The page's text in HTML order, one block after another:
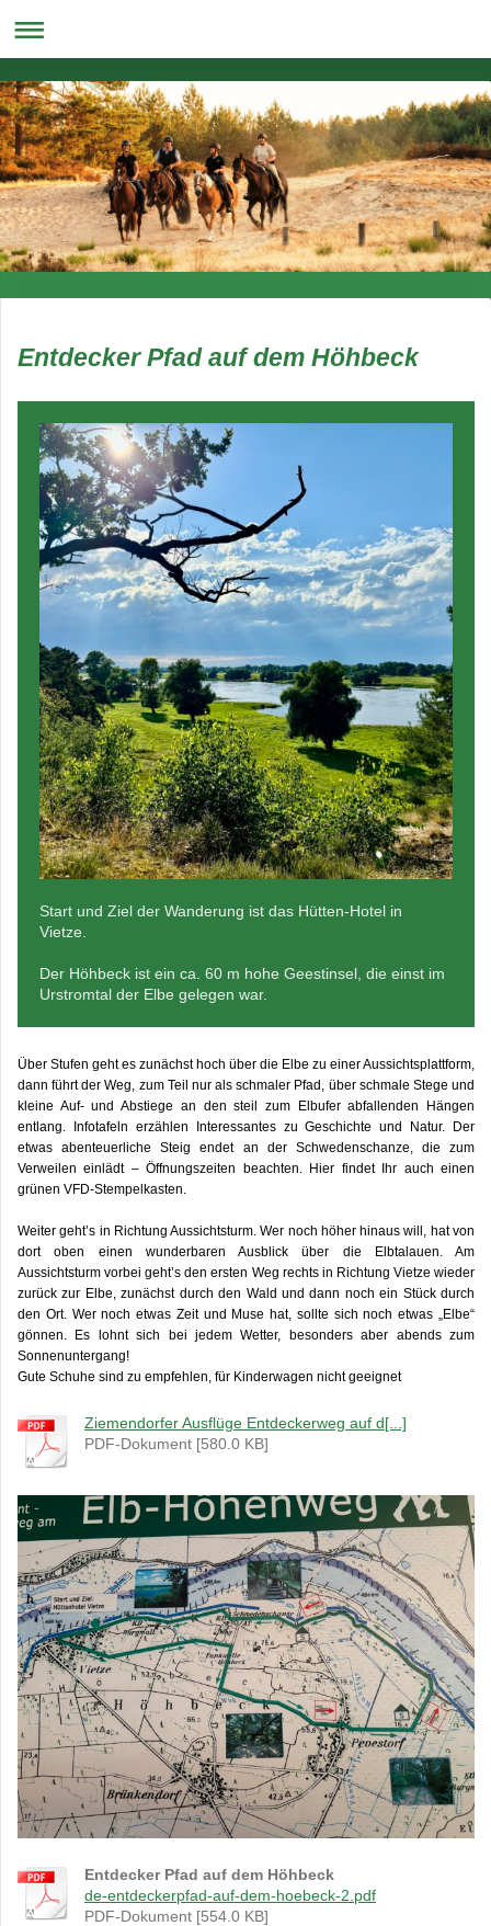
Entdecker Pfad auf dem Höhbeck
Start und Ziel der Wanderung ist das Hütten-Hotel in
Vietze.
Der Höhbeck ist ein ca. 60 m hohe Geestinsel, die einst im
Urstromtal der Elbe gelegen war.
Über Stufen geht es zunächst hoch über die Elbe zu einer Aussichtsplattform,
dann führt der Weg, zum Teil nur als schmaler Pfad, über schmale Stege und
kleine Auf- und Abstiege an den steil zum Elbufer abfallenden Hängen
entlang. Infotafeln erzählen Interessantes zu Geschichte und Natur. Der
etwas abenteuerliche Steig endet an der Schwedenschanze, die zum
Verweilen einlädt – Öffnungszeiten beachten. Hier findet Ihr auch einen
grünen VFD-Stempelkasten.
Weiter geht’s in Richtung Aussichtsturm. Wer noch höher hinaus will, hat von
dort oben einen wunderbaren Ausblick über die Elbtalauen. Am
Aussichtsturm vorbei geht’s den ersten Weg rechts in Richtung Vietze wieder
zurück zur Elbe, zunächst durch den Wald und dann noch ein Stück durch
den Ort. Wer noch etwas Zeit und Muse hat, sollte sich noch etwas „Elbe“
gönnen. Es lohnt sich bei jedem Wetter, besonders aber abends zum
Sonnenuntergang!
Gute Schuhe sind zu empfehlen, für Kinderwagen nicht geeignet
Ziemendorfer Ausflüge Entdeckerweg auf d[...]
PDF-Dokument [580.0 KB]
Entdecker Pfad auf dem Höhbeck
de-entdeckerpfad-auf-dem-hoebeck-2.pdf
PDF-Dokument [554.0 KB]